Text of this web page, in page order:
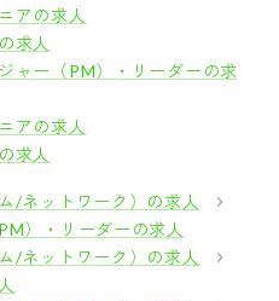
アの求人
求人
ャー（PM）・リーダーの求
アの求人
求人
/ネットワーク）の求人
）・リーダーの求人
/ネットワーク）の求人